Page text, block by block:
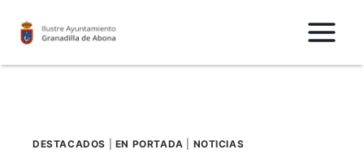
DESTACADOS EN PORTADA NOTICIAS